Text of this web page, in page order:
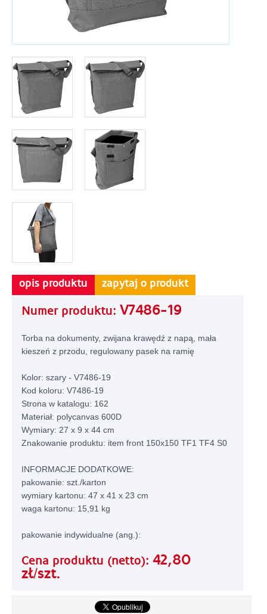
opis produktu zapytaj o produkt
Numer produktu: V7486-19
Torba na dokumenty, zwijana krawędź z napą, mała
kieszeń z przodu, regulowany pasek na ramię
Kolor: szary - V7486-19
Kod koloru: V7486-19
Strona w katalogu: 162
Materiał: polycanvas 600D
Wymiary: 27 x 9 x 44 cm
Znakowanie produktu: item front 150x150 TF1 TF4 S0
INFORMACJE DODATKOWE:
pakowanie: szt./karton
wymiary kartonu: 47 x 41 x 23 cm
waga kartonu: 15,91 kg
pakowanie indywidualne (ang.):
Cena produktu (netto): 42,80
zł/szt.